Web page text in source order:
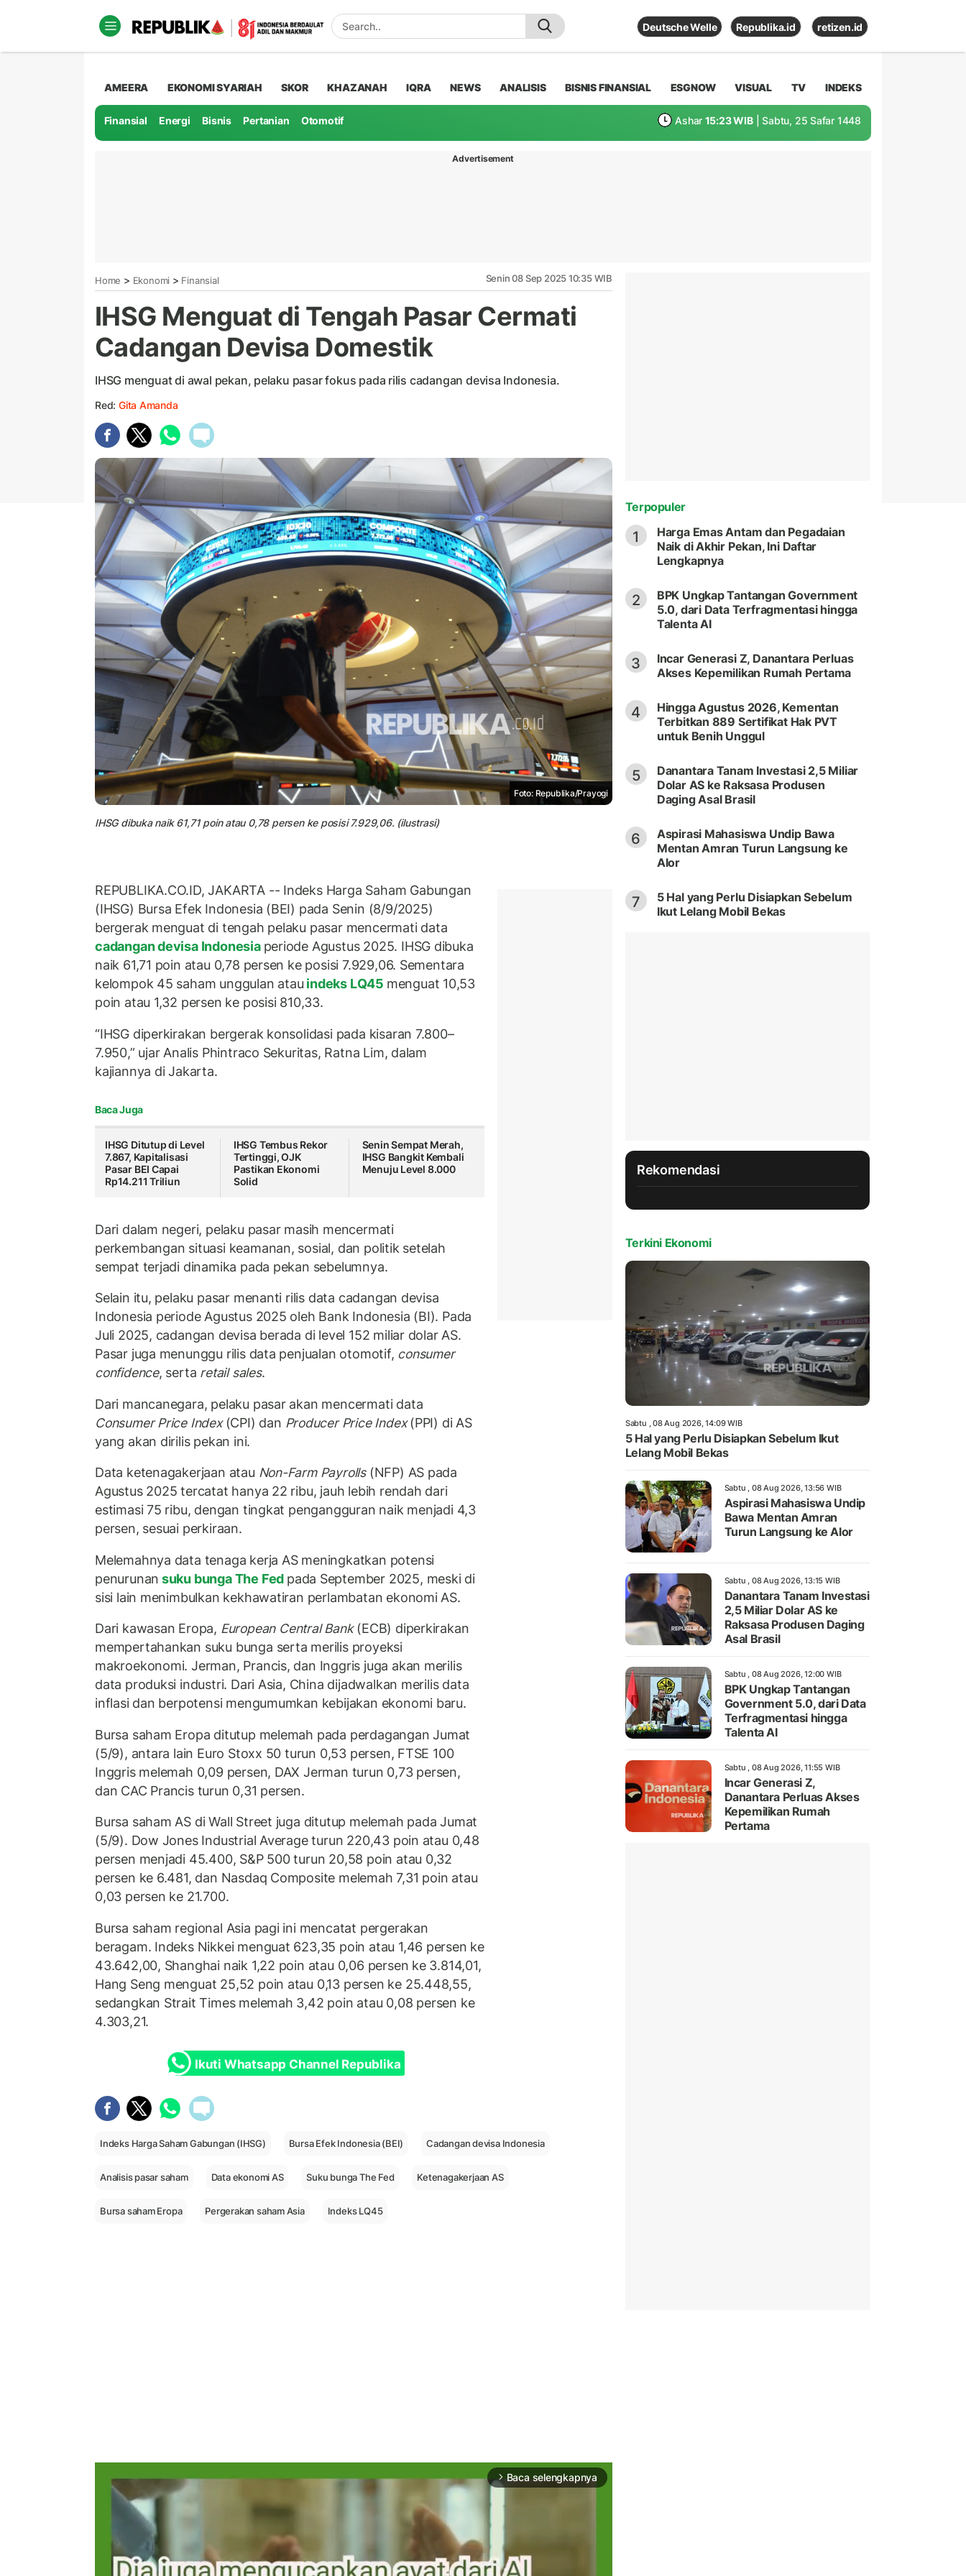
Deutsche Welle Republika.id retizen.id
AMEERA EKONOMI SYARIAH SKOR KHAZANAH IQRA NEWS ANALISIS BISNIS FINANSIAL ESGNOW VISUAL TV INDEKS
Finansial Energi Bisnis Pertanian Otomotif Ashar 15:23 WIB | Sabtu, 25 Safar 1448
Advertisement
Home > Ekonomi > Finansial Senin 08 Sep 2025 10:35 WIB
IHSG Menguat di Tengah Pasar Cermati
Cadangan Devisa Domestik
IHSG menguat di awal pekan, pelaku pasar fokus pada rilis cadangan devisa Indonesia.
Red: Gita Amanda
Foto: Republika/Prayogi
IHSG dibuka naik 61,71 poin atau 0,78 persen ke posisi 7.929,06. (ilustrasi)
REPUBLIKA.CO.ID, JAKARTA -- Indeks Harga Saham Gabungan
(IHSG) Bursa Efek Indonesia (BEI) pada Senin (8/9/2025)
bergerak menguat di tengah pelaku pasar mencermati data
cadangan devisa Indonesia periode Agustus 2025. IHSG dibuka
naik 61,71 poin atau 0,78 persen ke posisi 7.929,06. Sementara
kelompok 45 saham unggulan atau indeks LQ45 menguat 10,53
poin atau 1,32 persen ke posisi 810,33.
“IHSG diperkirakan bergerak konsolidasi pada kisaran 7.800–
7.950,” ujar Analis Phintraco Sekuritas, Ratna Lim, dalam
kajiannya di Jakarta.
Baca Juga
IHSG Ditutup di Level
7.867, Kapitalisasi
Pasar BEI Capai
Rp14.211 Triliun
IHSG Tembus Rekor
Tertinggi, OJK
Pastikan Ekonomi
Solid
Senin Sempat Merah,
IHSG Bangkit Kembali
Menuju Level 8.000
Dari dalam negeri, pelaku pasar masih mencermati
perkembangan situasi keamanan, sosial, dan politik setelah
sempat terjadi dinamika pada pekan sebelumnya.
Selain itu, pelaku pasar menanti rilis data cadangan devisa
Indonesia periode Agustus 2025 oleh Bank Indonesia (BI). Pada
Juli 2025, cadangan devisa berada di level 152 miliar dolar AS.
Pasar juga menunggu rilis data penjualan otomotif, consumer
confidence, serta retail sales.
Dari mancanegara, pelaku pasar akan mencermati data
Consumer Price Index(CPI) dan Producer Price Index(PPI) di AS
yang akan dirilis pekan ini.
Data ketenagakerjaan atau Non-Farm Payrolls(NFP) AS pada
Agustus 2025 tercatat hanya 22 ribu, jauh lebih rendah dari
estimasi 75 ribu, dengan tingkat pengangguran naik menjadi 4,3
persen, sesuai perkiraan.
Melemahnya data tenaga kerja AS meningkatkan potensi
penurunan suku bunga The Fed pada September 2025, meski di
sisi lain menimbulkan kekhawatiran perlambatan ekonomi AS.
Dari kawasan Eropa, European Central Bank(ECB) diperkirakan
mempertahankan suku bunga serta merilis proyeksi
makroekonomi. Jerman, Prancis, dan Inggris juga akan merilis
data produksi industri. Dari Asia, China dijadwalkan merilis data
inflasi dan berpotensi mengumumkan kebijakan ekonomi baru.
Bursa saham Eropa ditutup melemah pada perdagangan Jumat
(5/9), antara lain Euro Stoxx 50 turun 0,53 persen, FTSE 100
Inggris melemah 0,09 persen, DAX Jerman turun 0,73 persen,
dan CAC Prancis turun 0,31 persen.
Bursa saham AS di Wall Street juga ditutup melemah pada Jumat
(5/9). Dow Jones Industrial Average turun 220,43 poin atau 0,48
persen menjadi 45.400, S&P 500 turun 20,58 poin atau 0,32
persen ke 6.481, dan Nasdaq Composite melemah 7,31 poin atau
0,03 persen ke 21.700.
Bursa saham regional Asia pagi ini mencatat pergerakan
beragam. Indeks Nikkei menguat 623,35 poin atau 1,46 persen ke
43.642,00, Shanghai naik 1,22 poin atau 0,06 persen ke 3.814,01,
Hang Seng menguat 25,52 poin atau 0,13 persen ke 25.448,55,
sedangkan Strait Times melemah 3,42 poin atau 0,08 persen ke
4.303,21.
Ikuti Whatsapp Channel Republika
Indeks Harga Saham Gabungan (IHSG) Bursa Efek Indonesia (BEI) Cadangan devisa Indonesia
Analisis pasar saham Data ekonomi AS Suku bunga The Fed Ketenagakerjaan AS
Bursa saham Eropa Pergerakan saham Asia Indeks LQ45
arrow_forward_ios Baca selengkapnya
Terpopuler
1
Harga Emas Antam dan Pegadaian
Naik di Akhir Pekan, Ini Daftar
Lengkapnya
2
BPK Ungkap Tantangan Government
5.0, dari Data Terfragmentasi hingga
Talenta AI
3
Incar Generasi Z, Danantara Perluas
Akses Kepemilikan Rumah Pertama
4
Hingga Agustus 2026, Kementan
Terbitkan 889 Sertifikat Hak PVT
untuk Benih Unggul
5
Danantara Tanam Investasi 2,5 Miliar
Dolar AS ke Raksasa Produsen
Daging Asal Brasil
6
Aspirasi Mahasiswa Undip Bawa
Mentan Amran Turun Langsung ke
Alor
7
5 Hal yang Perlu Disiapkan Sebelum
Ikut Lelang Mobil Bekas
Rekomendasi
Terkini Ekonomi
Sabtu , 08 Aug 2026, 14:09 WIB
5 Hal yang Perlu Disiapkan Sebelum Ikut
Lelang Mobil Bekas
Sabtu , 08 Aug 2026, 13:56 WIB
Aspirasi Mahasiswa Undip
Bawa Mentan Amran
Turun Langsung ke Alor
Sabtu , 08 Aug 2026, 13:15 WIB
Danantara Tanam Investasi
2,5 Miliar Dolar AS ke
Raksasa Produsen Daging
Asal Brasil
Sabtu , 08 Aug 2026, 12:00 WIB
BPK Ungkap Tantangan
Government 5.0, dari Data
Terfragmentasi hingga
Talenta AI
Sabtu , 08 Aug 2026, 11:55 WIB
Incar Generasi Z,
Danantara Perluas Akses
Kepemilikan Rumah
Pertama